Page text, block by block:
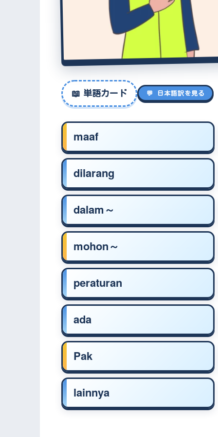
📖 単語カード 💬 日本語訳を見る
maaf
dilarang
dalam～
mohon～
peraturan
ada
Pak
lainnya